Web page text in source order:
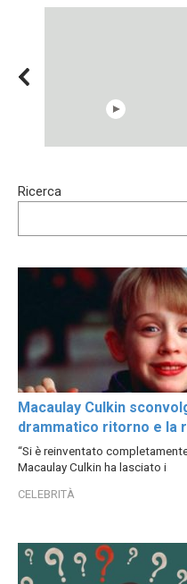
Shocking illusion - Pretty
Ricerca
Macaulay Culkin
drammatico ritorno e la
“Si è reinventato
Macaulay Culkin ha lasciato i
CELEBRITÀ